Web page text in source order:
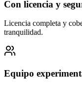
Con licencia y
Licencia completa y
tranquilidad.
Equipo